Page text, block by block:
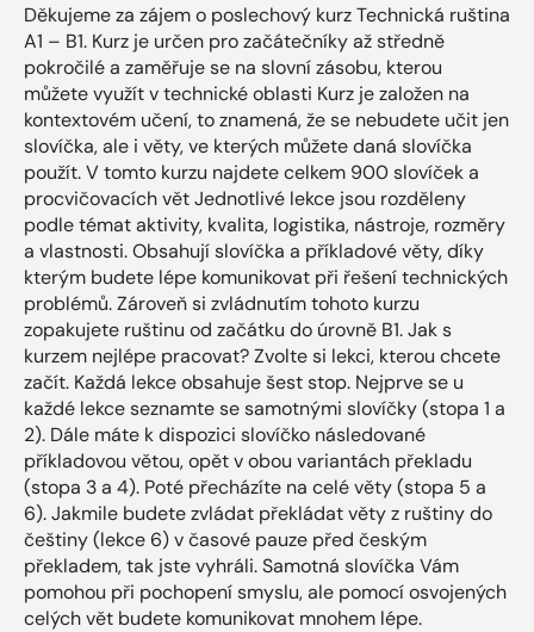
Děkujeme za zájem o poslechový kurz Technická ruština
A1 – B1. Kurz je určen pro začátečníky až středně
pokročilé a zaměřuje se na slovní zásobu, kterou
můžete využít v technické oblasti Kurz je založen na
kontextovém učení, to znamená, že se nebudete učit jen
slovíčka, ale i věty, ve kterých můžete daná slovíčka
použít. V tomto kurzu najdete celkem 900 slovíček a
procvičovacích vět Jednotlivé lekce jsou rozděleny
podle témat aktivity, kvalita, logistika, nástroje, rozměry
a vlastnosti. Obsahují slovíčka a příkladové věty, díky
kterým budete lépe komunikovat při řešení technických
problémů. Zároveň si zvládnutím tohoto kurzu
zopakujete ruštinu od začátku do úrovně B1. Jak s
kurzem nejlépe pracovat? Zvolte si lekci, kterou chcete
začít. Každá lekce obsahuje šest stop. Nejprve se u
každé lekce seznamte se samotnými slovíčky (stopa 1 a
2). Dále máte k dispozici slovíčko následované
příkladovou větou, opět v obou variantách překladu
(stopa 3 a 4). Poté přecházíte na celé věty (stopa 5 a
6). Jakmile budete zvládat překládat věty z ruštiny do
češtiny (lekce 6) v časové pauze před českým
překladem, tak jste vyhráli. Samotná slovíčka Vám
pomohou při pochopení smyslu, ale pomocí osvojených
celých vět budete komunikovat mnohem lépe.